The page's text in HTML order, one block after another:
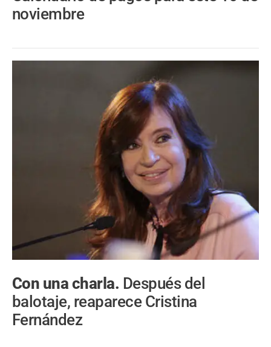
noviembre
Con una charla. Después del
balotaje, reaparece Cristina
Fernández